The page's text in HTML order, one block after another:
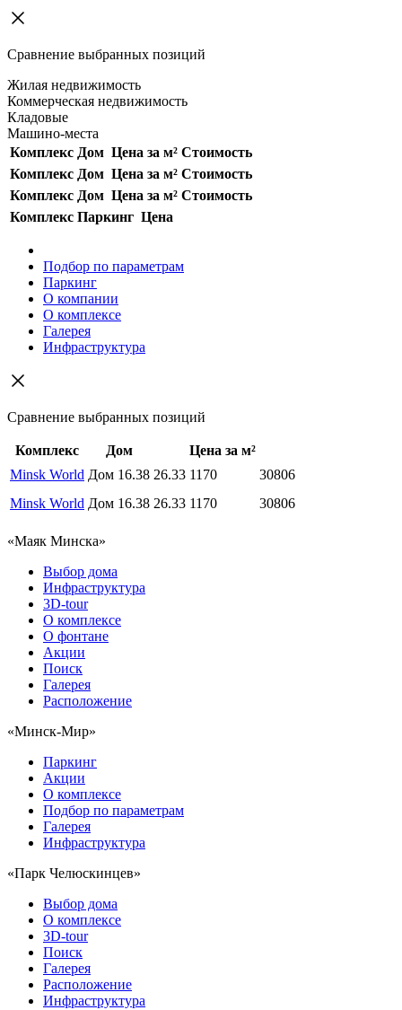
Сравнение выбранных позиций
Жилая недвижимость
Коммерческая недвижимость
Кладовые
Машино-места
Комплекс Дом Цена за м² Стоимость
Комплекс Дом Цена за м² Стоимость
Комплекс Дом Цена за м² Стоимость
Комплекс Паркинг Цена
Подбор по параметрам
Паркинг
О компании
О комплексе
Галерея
Инфраструктура
Сравнение выбранных позиций
Комплекс Дом
Цена за м²
Minsk World Дом 16.38 26.33 1170
30806
Minsk World Дом 16.38 26.33 1170 30806
«Маяк Минска»
Выбор дома
Инфраструктура
3D-tour
О комплексе
О фонтане
Акции
Поиск
Галерея
Расположение
«Минск-Мир»
Паркинг
Акции
О комплексе
Подбор по параметрам
Галерея
Инфраструктура
«Парк Челюскинцев»
Выбор дома
О комплексе
3D-tour
Поиск
Галерея
Расположение
Инфраструктура